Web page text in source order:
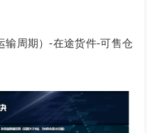
输周期）-在途货件-可售仓